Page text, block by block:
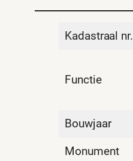
Kadastraal nr.
Functie
Bouwjaar
Monument